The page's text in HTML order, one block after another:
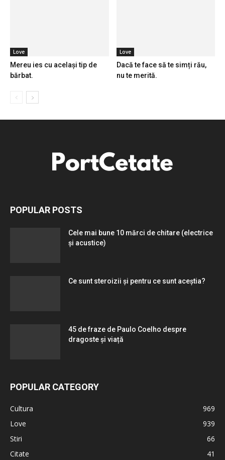
Love
Mereu ies cu același tip de
bărbat.
Love
Dacă te face să te simți rău,
nu te merită.
POPULAR POSTS
Cele mai bune 10 mărci de chitare (electrice
și acustice)
Ce sunt steroizii și pentru ce sunt aceștia?
45 de fraze de Paulo Coelho despre
dragoste și viață
POPULAR CATEGORY
Cultura
969
Love
939
Stiri
66
Citate
41